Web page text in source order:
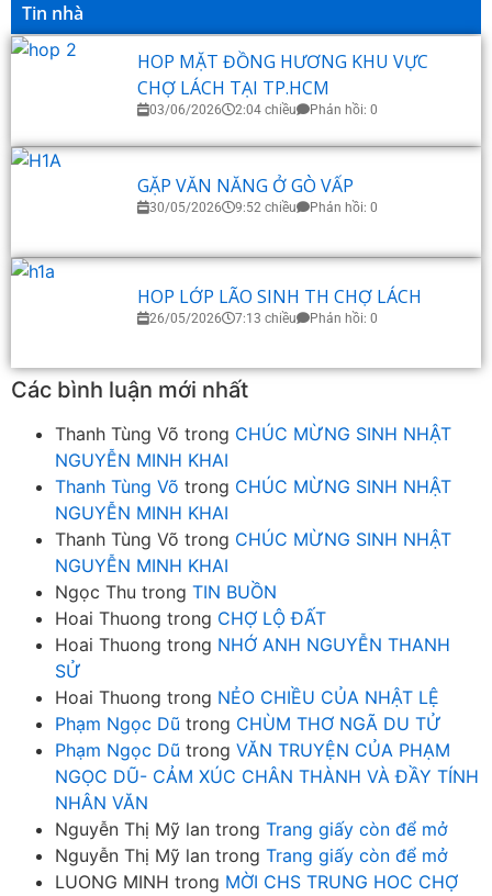
Tin nhà
HOP MẶT ĐỒNG HƯƠNG KHU VỰC
CHỢ LÁCH TẠI TP.HCM
03/06/2026 2:04 chiều Phản hồi: 0
GẶP VĂN NĂNG Ở GÒ VẤP
30/05/2026 9:52 chiều Phản hồi: 0
HOP LỚP LÃO SINH TH CHỢ LÁCH
26/05/2026 7:13 chiều Phản hồi: 0
Các bình luận mới nhất
Thanh Tùng Võ trong CHÚC MỪNG SINH NHẬT
NGUYỄN MINH KHAI
Thanh Tùng Võ trong CHÚC MỪNG SINH NHẬT
NGUYỄN MINH KHAI
Thanh Tùng Võ trong CHÚC MỪNG SINH NHẬT
NGUYỄN MINH KHAI
Ngọc Thu trong TIN BUỒN
Hoai Thuong trong CHỢ LỘ ĐẤT
Hoai Thuong trong NHỚ ANH NGUYỄN THANH
SỬ
Hoai Thuong trong NẺO CHIỀU CỦA NHẬT LỆ
Phạm Ngọc Dũ trong CHÙM THƠ NGÃ DU TỬ
Phạm Ngọc Dũ trong VĂN TRUYỆN CỦA PHẠM
NGỌC DŨ- CẢM XÚC CHÂN THÀNH VÀ ĐẦY TÍNH
NHÂN VĂN
Nguyễn Thị Mỹ lan trong Trang giấy còn để mở
Nguyễn Thị Mỹ lan trong Trang giấy còn để mở
LUONG MINH trong MỜI CHS TRUNG HOC CHỢ